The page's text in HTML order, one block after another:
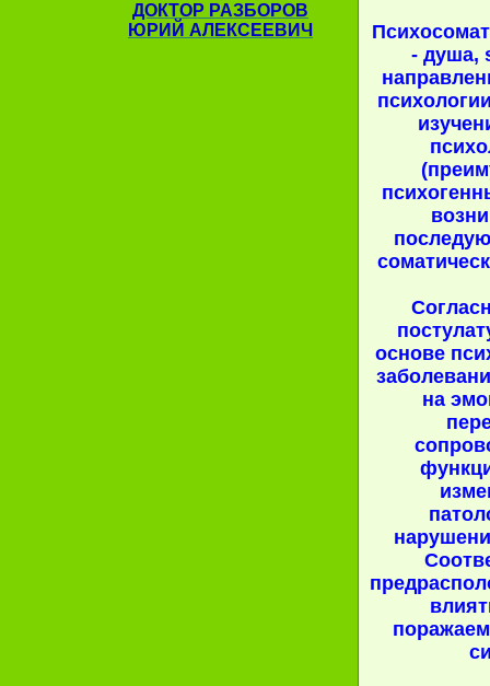
ДОКТОР РАЗБОРОВ
ЮРИЙ АЛЕКСЕЕВИЧ
- душа,
основе
на